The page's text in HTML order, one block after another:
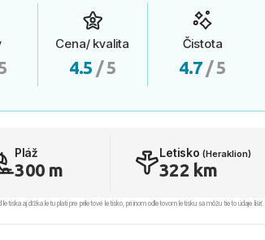
Cena/ kvalita
4.5 / 5
Čistota
4.7 / 5
Pláž
300 m
Letisko(Heraklion)
322 km
letiska aj dľžka letu platí pre príletové letisko, pri inom odletovom letisku sa môžu tieto údaje líšiť.